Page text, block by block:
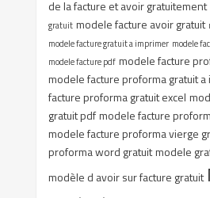
de la facture et avoir gratuitement
gratuit modele facture avoir gratuit
modele facture gratuit a imprimer modele
modele facture pdf modele facture
modele facture proforma gratuit
facture proforma gratuit excel
gratuit pdf modele facture
modele facture proforma vierge
proforma word gratuit modele
modèle d avoir sur facture gratuit